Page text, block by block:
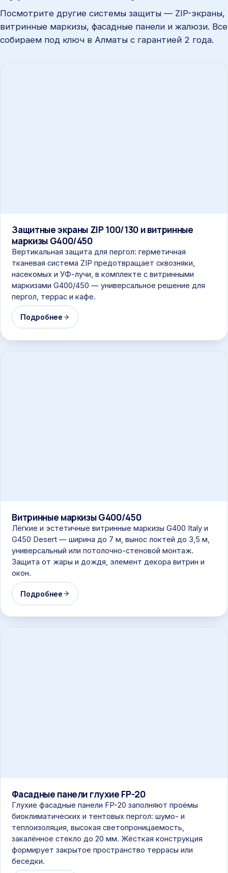
Посмотрите другие системы защиты — ZIP-экраны,
витринные маркизы, фасадные панели и жалюзи. Все
собираем под ключ в Алматы с гарантией 2 года.
Защитные экраны ZIP 100/130 и витринные
маркизы G400/450
Вертикальная защита для пергол: герметичная
тканевая система ZIP предотвращает сквозняки,
насекомых и УФ-лучи, в комплекте с витринными
маркизами G400/450 — универсальное решение для
пергол, террас и кафе.
Подробнее
Витринные маркизы G400/450
Лёгкие и эстетичные витринные маркизы G400 Italy и
G450 Desert — ширина до 7 м, вынос локтей до 3,5 м,
универсальный или потолочно-стеновой монтаж.
Защита от жары и дождя, элемент декора витрин и
окон.
Подробнее
Фасадные панели глухие FP-20
Глухие фасадные панели FP-20 заполняют проёмы
биоклиматических и тентовых пергол: шумо- и
теплоизоляция, высокая светопроницаемость,
закалённое стекло до 20 мм. Жёсткая конструкция
формирует закрытое пространство террасы или
беседки.